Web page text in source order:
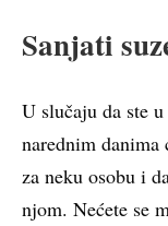
Sanjati
U slučaju da ste
narednim danima
za neku osobu i
njom. Nećete se